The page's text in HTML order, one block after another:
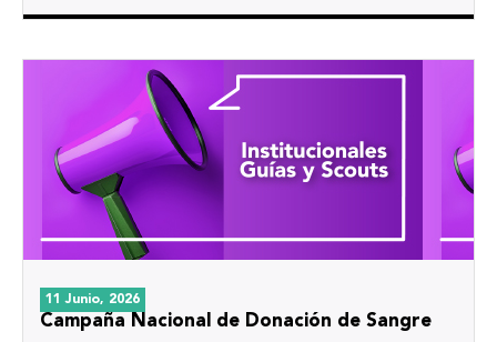
11 Junio, 2026
Campaña Nacional de Donación de Sangre